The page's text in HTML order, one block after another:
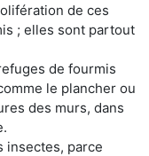
de ces
; elles sont partout
de fourmis
le plancher ou
des murs, dans
insectes, parce